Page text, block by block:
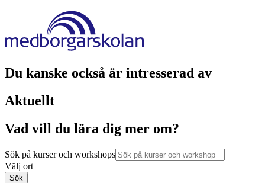
Du kanske också är intresserad av
Aktuellt
Vad vill du lära dig mer om?
Sök på kurser och workshops
Välj ort
Sök